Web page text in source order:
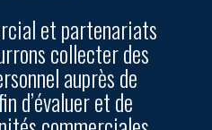
et partenariats
collecter des
auprès de
d’évaluer et de